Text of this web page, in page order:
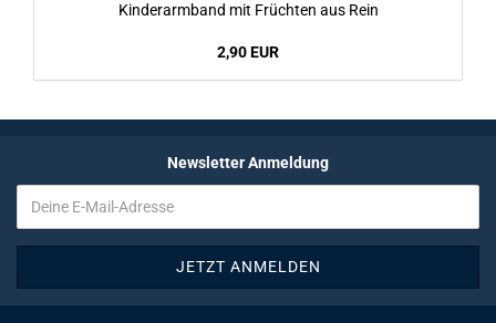
Kin­der­arm­band mit Früch­ten aus Rein
2,90 EUR
Newsletter Anmeldung